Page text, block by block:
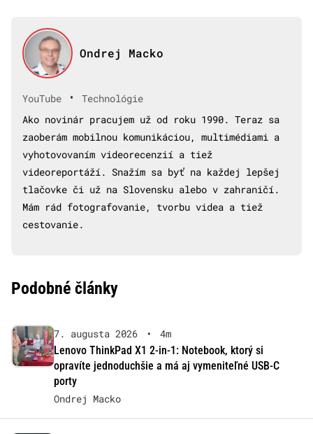
Ondrej Macko
YouTube •
Technológie
Ako novinár pracujem už od roku 1990. Teraz sa
zaoberám mobilnou komunikáciou, multimédiami a
vyhotovovaním videorecenzií a tiež
videoreportáží. Snažím sa byť na každej lepšej
tlačovke či už na Slovensku alebo v zahraničí.
Mám rád fotografovanie, tvorbu videa a tiež
cestovanie.
Podobné články
7. augusta 2026 •
4m
Lenovo ThinkPad X1 2-in-1: Notebook, ktorý si
opravíte jednoduchšie a má aj vymeniteľné USB-C
porty
Ondrej Macko